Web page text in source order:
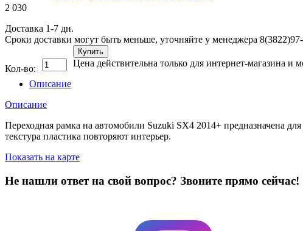
2 030
Доставка 1-7 дн.
Сроки доставки могут быть меньше, уточняйте у менеджера
Кол-во:
Купить
Цена действительна только для интернет-магазина и
Описание
Описание
Переходная рамка на автомобили Suzuki SX4 2014+ предназначена
текстура пластика повторяют интерьер.
Показать на карте
Не нашли ответ на свой вопрос? Звоните прямо сейчас!